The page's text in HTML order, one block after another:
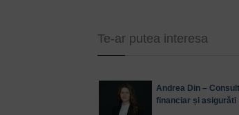
Te-ar putea interesa
Andrea Din –
financiar și asigurăti